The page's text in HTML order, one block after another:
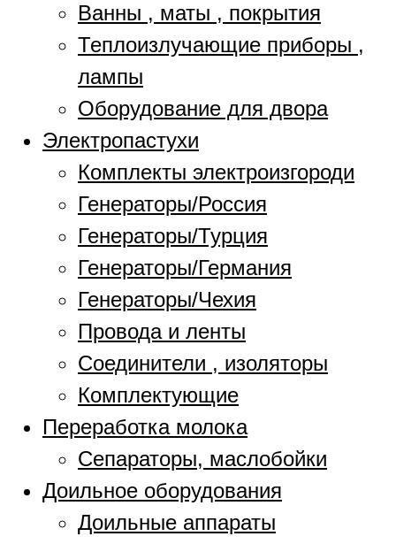
Ванны , маты , покрытия
Теплоизлучающие приборы ,
лампы
Оборудование для двора
Электропастухи
Комплекты электроизгороди
Генераторы/Россия
Генераторы/Турция
Генераторы/Германия
Генераторы/Чехия
Провода и ленты
Соединители , изоляторы
Комплектующие
Переработка молока
Сепараторы, маслобойки
Доильное оборудования
Доильные аппараты